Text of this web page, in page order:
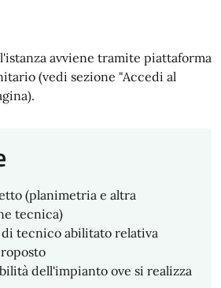
avviene tramite piattaforma
(vedi sezione "Accedi al
(planimetria e altra
tecnica)
tecnico abilitato relativa
dell'impianto ove si realizza